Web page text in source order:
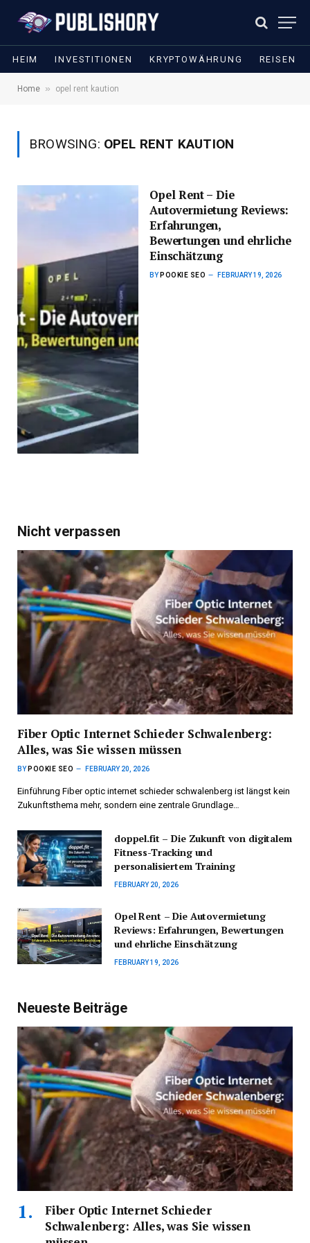
HEIM INVESTITIONEN KRYPTOWÄHRUNG REISEN
Home » opel rent kaution
BROWSING: OPEL RENT KAUTION
Opel Rent – Die
Autovermietung Reviews:
Erfahrungen,
Bewertungen und ehrliche
Einschätzung
BY POOKIE SEO FEBRUARY 19, 2026
Nicht verpassen
Fiber Optic Internet Schieder Schwalenberg:
Alles, was Sie wissen müssen
BY POOKIE SEO FEBRUARY 20, 2026
Einführung Fiber optic internet schieder schwalenberg ist längst kein
Zukunftsthema mehr, sondern eine zentrale Grundlage…
doppel.fit – Die Zukunft von digitalem
Fitness-Tracking und
personalisiertem Training
FEBRUARY 20, 2026
Opel Rent – Die Autovermietung
Reviews: Erfahrungen, Bewertungen
und ehrliche Einschätzung
FEBRUARY 19, 2026
Neueste Beiträge
Fiber Optic Internet Schieder
Schwalenberg: Alles, was Sie wissen